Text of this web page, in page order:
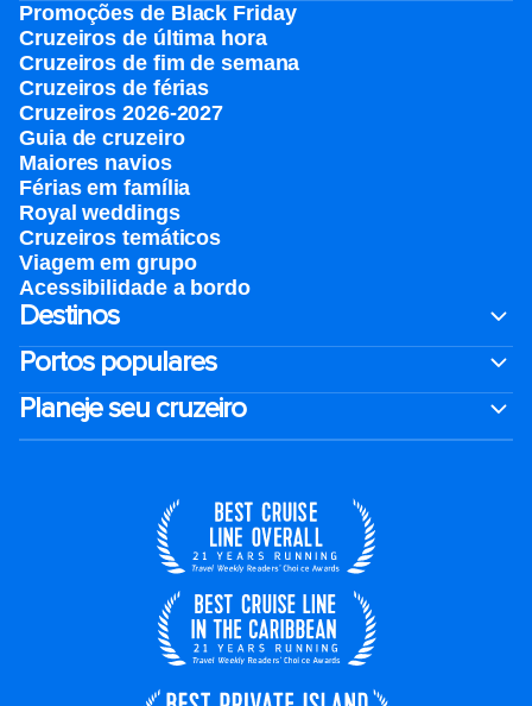
Promoções de Black Friday
Cruzeiros de última hora
Cruzeiros de fim de semana
Cruzeiros de férias
Cruzeiros 2026-2027
Guia de cruzeiro
Maiores navios
Férias em família
Royal weddings
Cruzeiros temáticos
Viagem em grupo
Acessibilidade a bordo
Destinos
Portos populares
Planeje seu cruzeiro